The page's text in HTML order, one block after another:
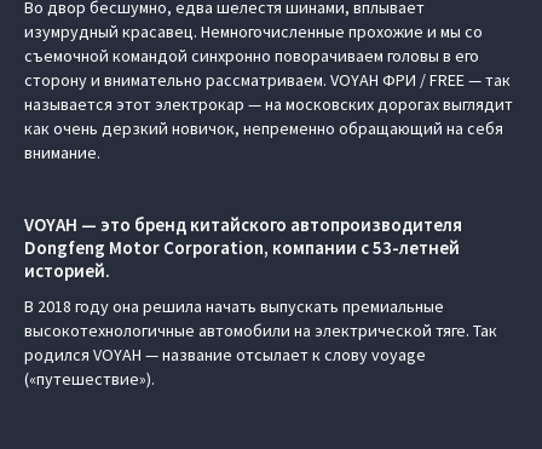
Во двор бесшумно, едва шелестя шинами, вплывает
изумрудный красавец. Немногочисленные прохожие и мы со
съемочной командой синхронно поворачиваем головы в его
сторону и внимательно рассматриваем. VOYAH ФРИ / FREE — так
называется этот электрокар — на московских дорогах выглядит
как очень дерзкий новичок, непременно обращающий на себя
внимание.
VOYAH — это бренд китайского автопроизводителя
Dongfeng Motor Corporation, компании с 53-летней
историей.
В 2018 году она решила начать выпускать премиальные
высокотехнологичные автомобили на электрической тяге. Так
родился VOYAH — название отсылает к слову voyage
(«путешествие»).